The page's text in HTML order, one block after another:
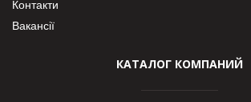
Контакти
Вакансії
КАТАЛОГ КОМПАНИЙ